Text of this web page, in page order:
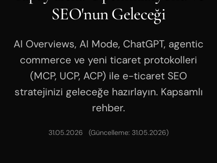
SEO'nun Geleceği
AI Overviews, AI Mode, ChatGPT, agentic
commerce ve yeni ticaret protokolleri
(MCP, UCP, ACP) ile e-ticaret SEO
stratejinizi geleceğe hazırlayın. Kapsamlı
rehber.
31.05.2026 (Güncelleme: 31.05.2026)